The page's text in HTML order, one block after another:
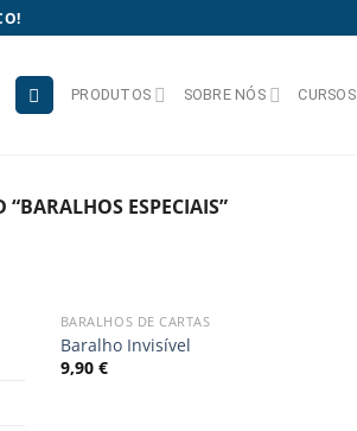
PRODUTOS SOBRE NÓS CURSOS
“BARALHOS ESPECIAIS”
OUT OF STOCK
BARALHOS DE CARTAS
Baralho Invisível
9,90 €